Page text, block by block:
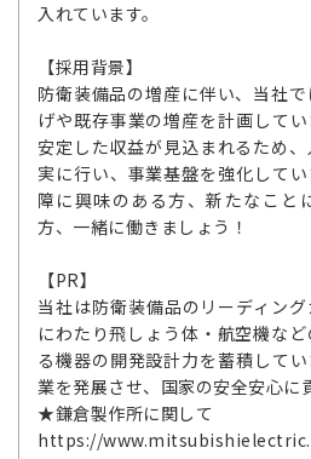
入れています。
【採用背景】
防衛装備品の増産に伴い、当社
げや既存事業の増産を計画して
安定した収益が見込まれるため
実に行い、事業基盤を強化して
障に興味のある方、新たなこと
方、一緒に働きましょう！
【PR】
当社は防衛装備品のリーディン
にわたり飛しょう体・航空機な
る機器の開発設計力を蓄積して
業を発展させ、国家の安全安心に
★鎌倉製作所に関して
https://